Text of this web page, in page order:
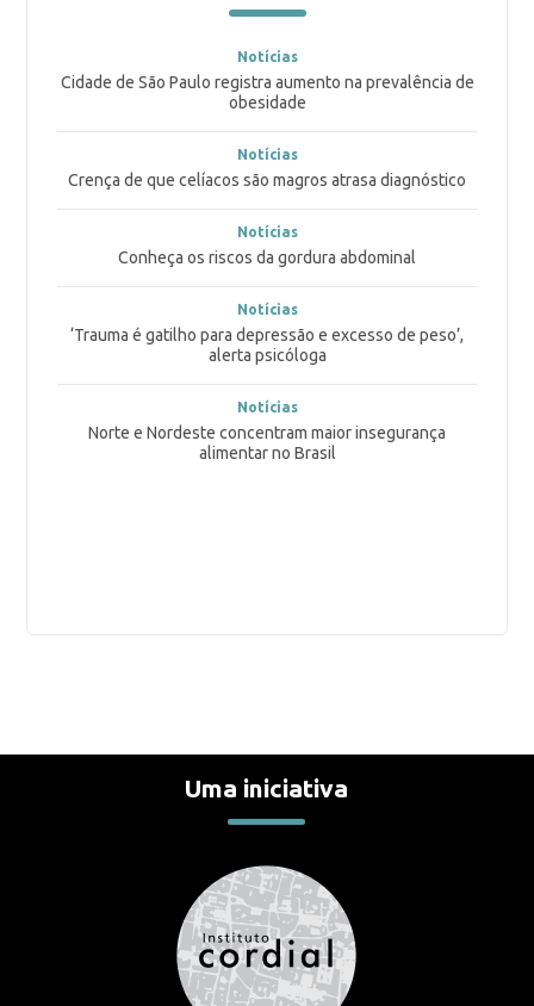
Notícias
Cidade de São Paulo registra aumento na prevalência de
obesidade
Notícias
Crença de que celíacos são magros atrasa diagnóstico
Notícias
Conheça os riscos da gordura abdominal
Notícias
‘Trauma é gatilho para depressão e excesso de peso’,
alerta psicóloga
Notícias
Norte e Nordeste concentram maior insegurança
alimentar no Brasil
Uma iniciativa